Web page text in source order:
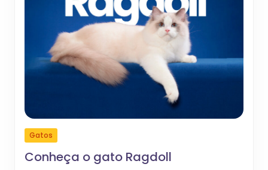
Gatos
Conheça o gato Ragdoll